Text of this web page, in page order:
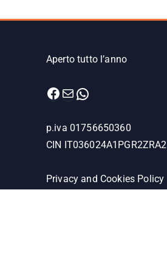
Aperto tutto l’anno
Facebook
EmailWhatsApp
p.iva 01756650360
CIN IT036024A1PGR2ZRA2
Privacy and Cookies Policy